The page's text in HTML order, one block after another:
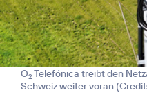
O2 Telefónica treibt den
Schweiz weiter voran (